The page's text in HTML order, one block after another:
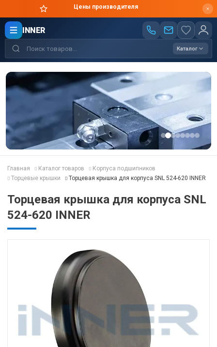
Цены производителя
INNER
Каталог
Главная Каталог товаров
Корпуса подшипников
Торцевые крышки
Торцевая крышка для корпуса SNL 524-620 INNER
Торцевая крышка для корпуса SNL
524-620 INNER